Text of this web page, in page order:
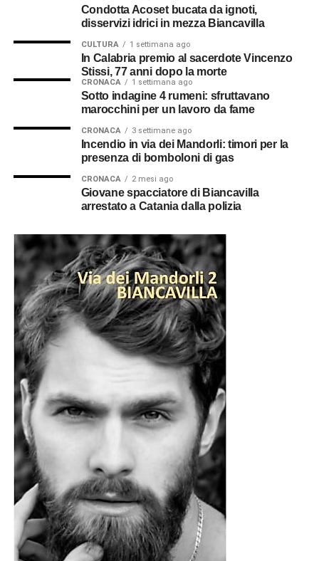
l’indennizzo automatico, ma è possibile chiedere il
La richiesta deve contenere il codice POD dell’utenza,
l’indirizzo della fornitura, la descrizione del blackout,
l’elenco dei beni danneggiati e una stima del loro valore.
È consigliabile allegare fotografie, scontrini d’acquisto, se
disponibili, e qualsiasi altro documento utile a dimostrare
E-Distribuzione esaminerà la documentazione presentata
risarcimento. L’indennizzo automatico e il risarcimento dei
danni sono due strumenti distinti: il primo viene
riconosciuto automaticamente se ricorrono i requisiti
previsti dalla normativa, mentre il secondo richiede una
specifica istruttoria.
Per questo motivo è opportuno che i cittadini conservino
tutta la documentazione relativa agli alimenti andati
perduti o agli altri danni subiti e controllino le prossime
bollette per verificare l’eventuale accredito
dell’indennizzo previsto da ARERA.
© RIPRODUZIONE RISERVATA
Condotta Acoset bucata da ignoti,
disservizi idrici in mezza Biancavilla
CULTURA 1 settimana ago
In Calabria premio al sacerdote Vincenzo
Stissi, 77 anni dopo la morte
CRONACA 1 settimana ago
Sotto indagine 4 rumeni: sfruttavano
marocchini per un lavoro da fame
CRONACA 3 settimane ago
Incendio in via dei Mandorli: timori per la
presenza di bomboloni di gas
CRONACA 2 mesi ago
Giovane spacciatore di Biancavilla
arrestato a Catania dalla polizia